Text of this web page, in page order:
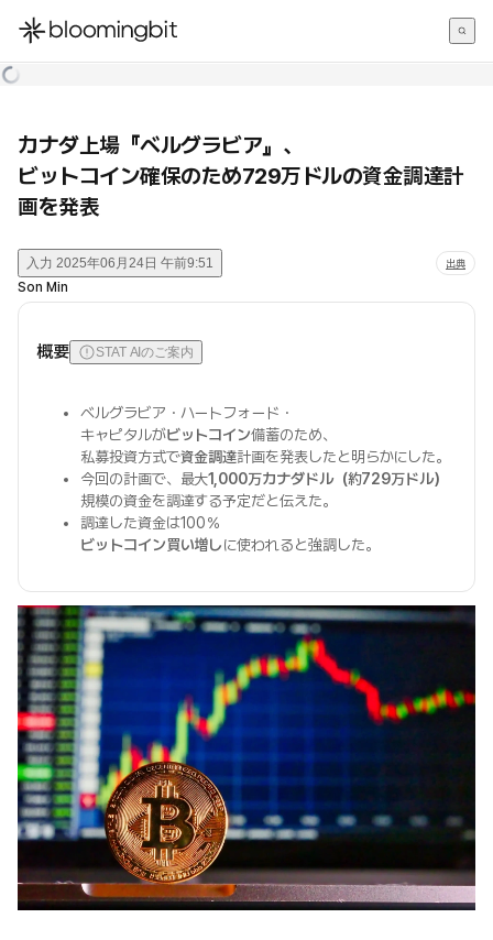
한국어
カナダ上場『ベルグラビア』、
ビットコイン確保のため729万ドルの資金調達計
画を発表
入力 2025年06月24日 午前9:51 出典
Son Min
概要 STAT AIのご案内
ベルグラビア・ハートフォード・
キャピタルがビットコイン備蓄のため、
私募投資方式で資金調達計画を発表したと明らかにした。
今回の計画で、最大1,000万カナダドル（約729万ドル）
規模の資金を調達する予定だと伝えた。
調達した資金は100％
ビットコイン買い増しに使われると強調した。